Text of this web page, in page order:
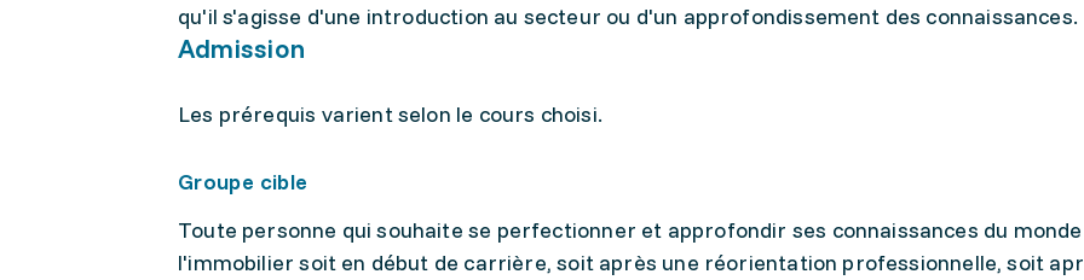
qu'il s'agisse d'une introduction au secteur ou d'un approfondissement des connaissances.
Admission
Les prérequis varient selon le cours choisi.
Groupe cible
Toute personne qui souhaite se perfectionner et approfondir ses connaissances du
l'immobilier soit en début de carrière, soit après une réorientation professionnelle, soit